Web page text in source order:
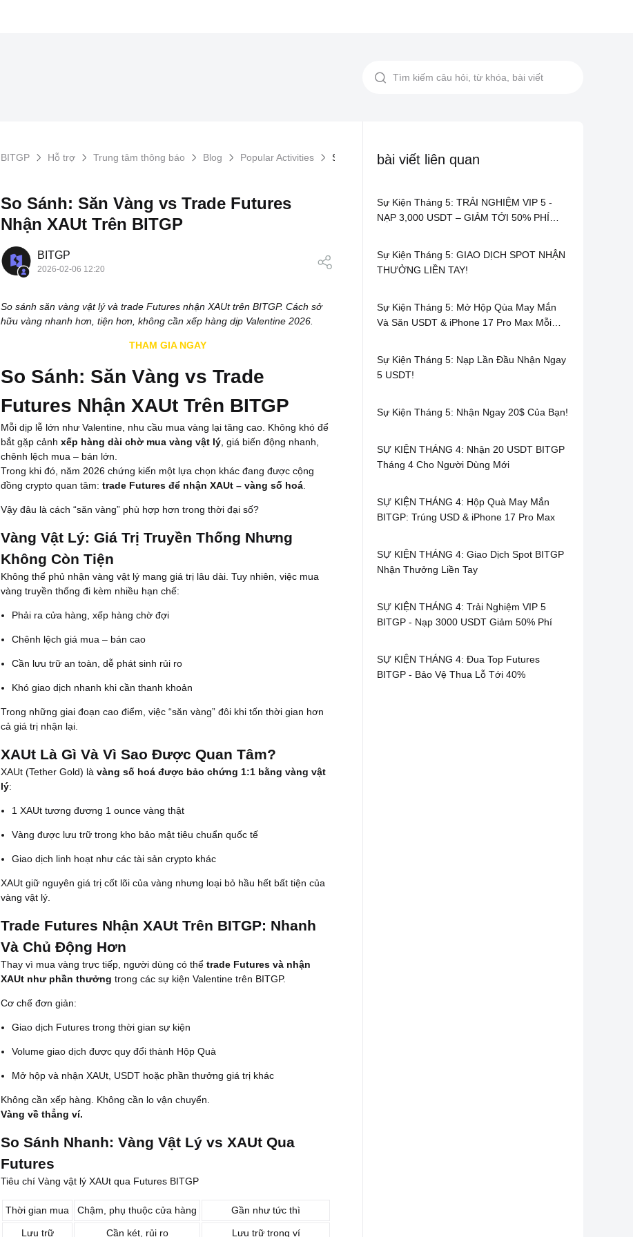
BITGP Hỗ trợ Trung tâm thông báo Blog Popular Activities So Sánh: Săn Vàng vs Trade Futures Nhận XAUt Trên BITGP
So Sánh: Săn Vàng vs Trade Futures
Nhận XAUt Trên BITGP
BITGP
2026-02-06 12:20
So sánh săn vàng vật lý và trade Futures nhận XAUt trên BITGP. Cách sở
hữu vàng nhanh hơn, tiện hơn, không cần xếp hàng dịp Valentine 2026.
THAM GIA NGAY
So Sánh: Săn Vàng vs Trade
Futures Nhận XAUt Trên BITGP
Mỗi dịp lễ lớn như Valentine, nhu cầu mua vàng lại tăng cao. Không khó để
bắt gặp cảnh xếp hàng dài chờ mua vàng vật lý , giá biến động nhanh,
chênh lệch mua – bán lớn.
Trong khi đó, năm 2026 chứng kiến một lựa chọn khác đang được cộng
đồng crypto quan tâm: trade Futures để nhận XAUt – vàng số hoá
Vậy đâu là cách “săn vàng” phù hợp hơn trong thời đại số?
Vàng Vật Lý: Giá Trị Truyền Thống Nhưng
Không Còn Tiện
Không thể phủ nhận vàng vật lý mang giá trị lâu dài. Tuy nhiên, việc mua
vàng truyền thống đi kèm nhiều hạn chế:
Phải ra cửa hàng, xếp hàng chờ đợi
Chênh lệch giá mua – bán cao
Cần lưu trữ an toàn, dễ phát sinh rủi ro
Khó giao dịch nhanh khi cần thanh khoản
Trong những giai đoạn cao điểm, việc “săn vàng” đôi khi tốn thời gian hơn
cả giá trị nhận lại.
XAUt Là Gì Và Vì Sao Được Quan Tâm?
XAUt (Tether Gold) là vàng số hoá được bảo chứng 1:1 bằng vàng vật
lý:
1 XAUt tương đương 1 ounce vàng thật
Vàng được lưu trữ trong kho bảo mật tiêu chuẩn quốc tế
Giao dịch linh hoạt như các tài sản crypto khác
XAUt giữ nguyên giá trị cốt lõi của vàng nhưng loại bỏ hầu hết bất tiện của
vàng vật lý.
Trade Futures Nhận XAUt Trên BITGP: Nhanh
Và Chủ Động Hơn
Thay vì mua vàng trực tiếp, người dùng có thể trade Futures và nhận
XAUt như phần thưởng trong các sự kiện Valentine trên BITGP.
Cơ chế đơn giản:
Giao dịch Futures trong thời gian sự kiện
Volume giao dịch được quy đổi thành Hộp Quà
Mở hộp và nhận XAUt, USDT hoặc phần thưởng giá trị khác
Không cần xếp hàng. Không cần lo vận chuyển.
Vàng về thẳng ví.
So Sánh Nhanh: Vàng Vật Lý vs XAUt Qua
Futures
Tiêu chí Vàng vật lý XAUt qua Futures BITGP
Thời gian mua Chậm, phụ thuộc cửa hàng Gần như tức thì
Lưu trữ Cần két, rủi ro Lưu trữ trong ví
bài viết liên quan
Sự Kiện Tháng 5: TRẢI NGHIỆM VIP 5 -
NẠP 3,000 USDT – GIẢM TỚI 50% PHÍ
Sự Kiện Tháng 5: GIAO DỊCH SPOT NHẬN
THƯỞNG LIỀN TAY!
Sự Kiện Tháng 5: Mở Hộp Qùa May Mắn
Và Săn USDT & iPhone 17 Pro Max Mỗi
Sự Kiện Tháng 5: Nạp Lần Đầu Nhận Ngay
5 USDT!
Sự Kiện Tháng 5: Nhận Ngay 20$ Của Bạn!
SỰ KIỆN THÁNG 4: Nhận 20 USDT BITGP
Tháng 4 Cho Người Dùng Mới
SỰ KIỆN THÁNG 4: Hộp Quà May Mắn
BITGP: Trúng USD & iPhone 17 Pro Max
SỰ KIỆN THÁNG 4: Giao Dịch Spot BITGP
Nhận Thưởng Liền Tay
SỰ KIỆN THÁNG 4: Trải Nghiệm VIP 5
BITGP - Nạp 3000 USDT Giảm 50% Phí
SỰ KIỆN THÁNG 4: Đua Top Futures
BITGP - Bảo Vệ Thua Lỗ Tới 40%